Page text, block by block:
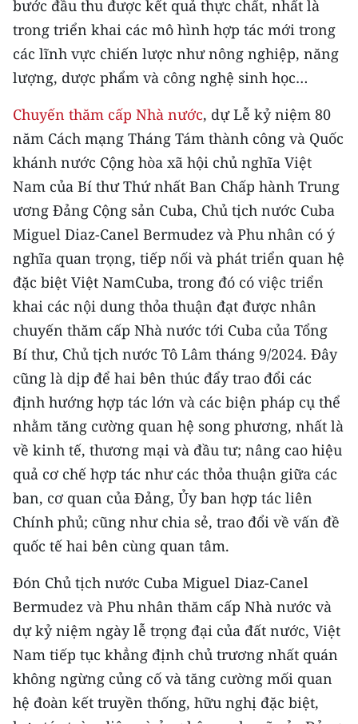
ENGLISH
中文
FRANÇAIS
РУССКИЙ
ESPAÑOL
한국어
bước đầu thu được kết quả thực chất, nhất là
trong triển khai các mô hình hợp tác mới trong
các lĩnh vực chiến lược như nông nghiệp, năng
lượng, dược phẩm và công nghệ sinh học…
Chuyến thăm cấp Nhà nước, dự Lễ kỷ niệm 80
năm Cách mạng Tháng Tám thành công và Quốc
khánh nước Cộng hòa xã hội chủ nghĩa Việt
Nam của Bí thư Thứ nhất Ban Chấp hành Trung
ương Đảng Cộng sản Cuba, Chủ tịch nước Cuba
Miguel Diaz-Canel Bermudez và Phu nhân có ý
nghĩa quan trọng, tiếp nối và phát triển quan hệ
đặc biệt Việt NamCuba, trong đó có việc triển
khai các nội dung thỏa thuận đạt được nhân
chuyến thăm cấp Nhà nước tới Cuba của Tổng
Bí thư, Chủ tịch nước Tô Lâm tháng 9/2024. Đây
cũng là dịp để hai bên thúc đẩy trao đổi các
định hướng hợp tác lớn và các biện pháp cụ thể
nhằm tăng cường quan hệ song phương, nhất là
về kinh tế, thương mại và đầu tư; nâng cao hiệu
quả cơ chế hợp tác như các thỏa thuận giữa các
ban, cơ quan của Đảng, Ủy ban hợp tác liên
Chính phủ; cũng như chia sẻ, trao đổi về vấn đề
quốc tế hai bên cùng quan tâm.
Đón Chủ tịch nước Cuba Miguel Diaz-Canel
Bermudez và Phu nhân thăm cấp Nhà nước và
dự kỷ niệm ngày lễ trọng đại của đất nước, Việt
Nam tiếp tục khẳng định chủ trương nhất quán
không ngừng củng cố và tăng cường mối quan
hệ đoàn kết truyền thống, hữu nghị đặc biệt,